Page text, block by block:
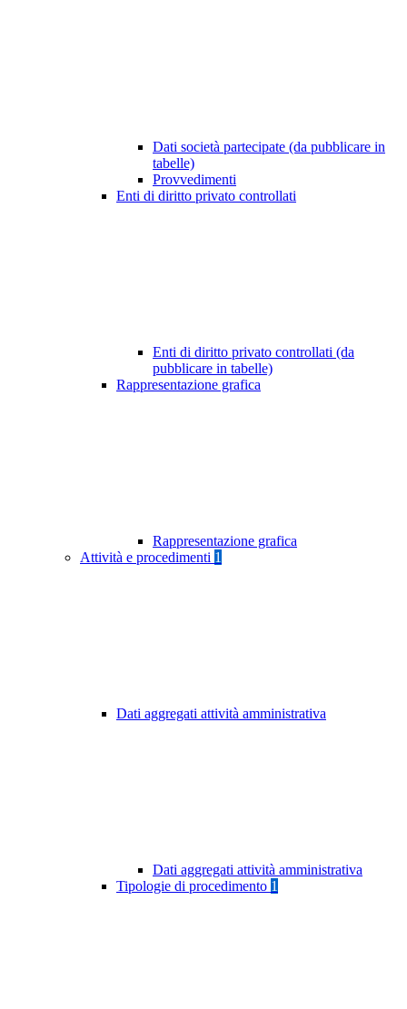
Dati società partecipate (da pubblicare in
tabelle)
Provvedimenti
Enti di diritto privato controllati
Enti di diritto privato controllati (da
pubblicare in tabelle)
Rappresentazione grafica
Rappresentazione grafica
Attività e procedimenti 1
Dati aggregati attività amministrativa
Dati aggregati attività amministrativa
Tipologie di procedimento 1